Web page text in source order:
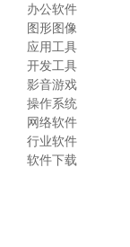
办公软件
图形图像
应用工具
开发工具
影音游戏
操作系统
网络软件
行业软件
软件下载